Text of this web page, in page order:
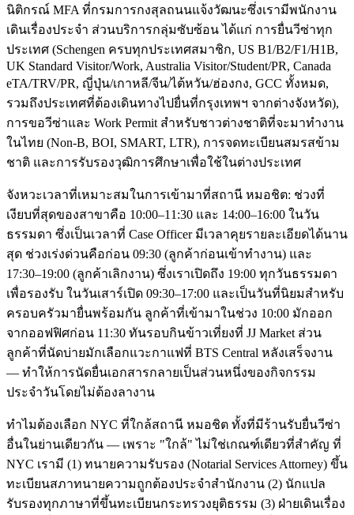
นิติกรณ์ MFA ที่กรมการกงสุลถนนแจ้งวัฒนะซึ่งเรามีพนักงาน
เดินเรื่องประจำ ส่วนบริการกลุ่มซับซ้อน ได้แก่ การยื่นวีซ่าทุก
ประเทศ (Schengen ครบทุกประเทศสมาชิก, US B1/B2/F1/H1B,
UK Standard Visitor/Work, Australia Visitor/Student/PR, Canada
eTA/TRV/PR, ญี่ปุ่น/เกาหลี/จีน/ไต้หวัน/ฮ่องกง, GCC ทั้งหมด,
รวมถึงประเทศที่ต้องเดินทางไปยื่นที่กรุงเทพฯ จากต่างจังหวัด),
การขอวีซ่าและ Work Permit สำหรับชาวต่างชาติที่จะมาทำงาน
ในไทย (Non-B, BOI, SMART, LTR), การจดทะเบียนสมรสข้าม
ชาติ และการรับรองวุฒิการศึกษาเพื่อใช้ในต่างประเทศ
จังหวะเวลาที่เหมาะสมในการเข้ามาที่สถานี หมอชิต: ช่วงที่
เงียบที่สุดของสาขาคือ 10:00–11:30 และ 14:00–16:00 ในวัน
ธรรมดา ซึ่งเป็นเวลาที่ Case Officer มีเวลาคุยรายละเอียดได้นาน
สุด ช่วงเร่งด่วนคือก่อน 09:30 (ลูกค้าก่อนเข้าทำงาน) และ
17:30–19:00 (ลูกค้าเลิกงาน) ซึ่งเราเปิดถึง 19:00 ทุกวันธรรมดา
เพื่อรองรับ ในวันเสาร์เปิด 09:30–17:00 และเป็นวันที่นิยมสำหรับ
ครอบครัวมายื่นพร้อมกัน ลูกค้าที่เข้ามาในช่วง 10:00 มักออก
จากออฟฟิศก่อน 11:30 ทันรอบกินข้าวเที่ยงที่ JJ Market ส่วน
ลูกค้าที่นัดบ่ายมักเลือกแวะกาแฟที่ BTS Central หลังเสร็จงาน
— ทำให้การนัดยื่นเอกสารกลายเป็นส่วนหนึ่งของกิจกรรม
ประจำวันโดยไม่ต้องลางาน
ทำไมต้องเลือก NYC ที่ใกล้สถานี หมอชิต ทั้งที่มีร้านรับยื่นวีซ่า
อื่นในย่านเดียวกัน — เพราะ "ใกล้" ไม่ใช่เกณฑ์เดียวที่สำคัญ ที่
NYC เรามี (1) ทนายความรับรอง (Notarial Services Attorney) ขึ้น
ทะเบียนสภาทนายความถูกต้องประจำสำนักงาน (2) นักแปล
รับรองทุกภาษาที่ขึ้นทะเบียนกระทรวงยุติธรรม (3) ฝ่ายเดินเรื่อง